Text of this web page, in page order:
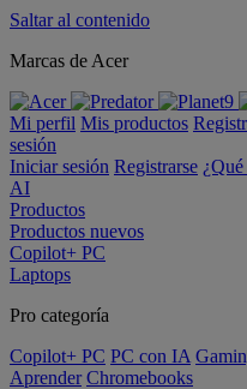
Saltar al contenido
Marcas de Acer
Mi perfil Mis productos
sesión
Iniciar sesión Registrarse
AI
Productos
Productos nuevos
Copilot+ PC
Laptops
Pro categoría
Copilot+ PC PC con IA
Aprender Chromebooks